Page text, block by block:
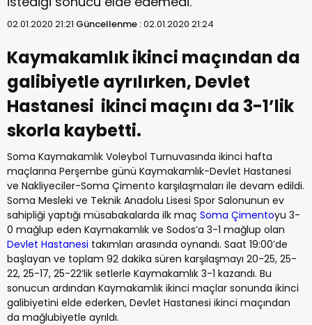
02.01.2020 21:21 Güncellenme :02.01.2020 21:24
Kaymakamlık ikinci maçından da
galibiyetle ayrılırken, Devlet
Hastanesi ikinci maçını da 3-1’lik
skorla kaybetti.
Soma Kaymakamlık Voleybol Turnuvasında ikinci hafta
maçlarına Perşembe günü Kaymakamlık-Devlet Hastanesi
ve Nakliyeciler-Soma Çimento karşılaşmaları ile devam edildi.
Soma Mesleki ve Teknik Anadolu Lisesi Spor Salonunun ev
sahipliği yaptığı müsabakalarda ilk maç Soma Çimentoyu 3-
0 mağlup eden Kaymakamlık ve Sodos’a 3-1 mağlup olan
Devlet Hastanesi takımları arasında oynandı. Saat 19:00’de
başlayan ve toplam 92 dakika süren karşılaşmayı 20-25, 25-
22, 25-17, 25-22’lik setlerle Kaymakamlık 3-1 kazandı. Bu
sonucun ardından Kaymakamlık ikinci maçlar sonunda ikinci
galibiyetini elde ederken, Devlet Hastanesi ikinci maçından
da mağlubiyetle ayrıldı.